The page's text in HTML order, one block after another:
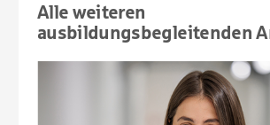
Alle weiteren
ausbildungsbegleitenden